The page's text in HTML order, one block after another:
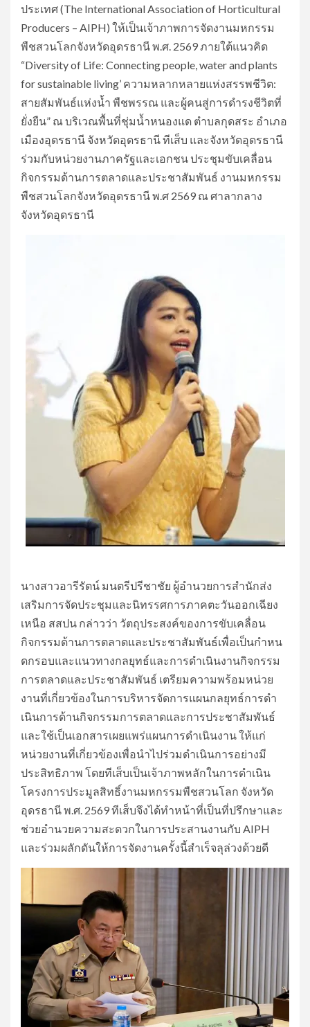
ประเทศ (The International Association of Horticultural
Producers – AIPH) ให้เป็นเจ้าภาพการจัดงานมหกรรม
พืชสวนโลกจังหวัดอุดรธานี พ.ศ. 2569 ภายใต้แนวคิด
“Diversity of Life: Connecting people, water and plants
for sustainable living’ ความหลากหลายแห่งสรรพชีวิต:
สายสัมพันธ์แห่งน้ำ พืชพรรณ และผู้คนสู่การดำรงชีวิตที่
ยั่งยืน” ณ บริเวณพื้นที่ชุ่มน้ำหนองแด ตำบลกุดสระ อำเภอ
เมืองอุดรธานี จังหวัดอุดรธานี ทีเส็บ และจังหวัดอุดรธานี
ร่วมกับหน่วยงานภาครัฐและเอกชน ประชุมขับเคลื่อน
กิจกรรมด้านการตลาดและประชาสัมพันธ์ งานมหกรรม
พืชสวนโลกจังหวัดอุดรธานี พ.ศ 2569 ณ ศาลากลาง
จังหวัดอุดรธานี
นางสาวอารีรัตน์ มนตรีปรีชาชัย ผู้อำนวยการสำนักส่ง
เสริมการจัดประชุมและนิทรรศการภาคตะวันออกเฉียง
เหนือ สสปน กล่าวว่า วัตถุประสงค์ของการขับเคลื่อน
กิจกรรมด้านการตลาดและประชาสัมพันธ์เพื่อเป็นกําหน
ดกรอบและแนวทางกลยุทธ์และการดําเนินงานกิจกรรม
การตลาดและประชาสัมพันธ์ เตรียมความพร้อมหน่วย
งานที่เกี่ยวข้องในการบริหารจัดการแผนกลยุทธ์การดํา
เนินการด้านกิจกรรมการตลาดและการประชาสัมพันธ์
และใช้เป็นเอกสารเผยแพร่แผนการดําเนินงาน ให้แก่
หน่วยงานที่เกี่ยวข้องเพื่อนําไปร่วมดําเนินการอย่างมี
ประสิทธิภาพ โดยทีเส็บเป็นเจ้าภาพหลักในการดำเนิน
โครงการประมูลสิทธิ์งานมหกรรมพืชสวนโลก จังหวัด
อุดรธานี พ.ศ. 2569 ทีเส็บจึงได้ทำหน้าที่เป็นที่ปรึกษาและ
ช่วยอำนวยความสะดวกในการประสานงานกับ AIPH
และร่วมผลักดันให้การจัดงานครั้งนี้สำเร็จลุล่วงด้วยดี ​